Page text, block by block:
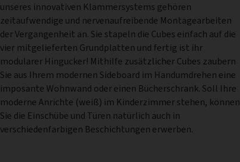
unseres innovativen Klammersystems gehören
zeitaufwendige und nervenaufreibende Montagearbeiten
der Vergangenheit an. Sie stapeln die Cubes einfach auf die
vier mitgelieferten Grundplatten und fertig ist ihr
modularer Hingucker! Mithilfe zusätzlicher Cubes zaubern
Sie aus Ihrem modernen Sideboard im Handumdrehen eine
imposante Wohnwand oder einen Bücherschrank. Soll Ihre
moderne Anrichte (weiß) im Kinderzimmer stehen, können
Sie die Einschübe und Türen natürlich auch in
verschiedenfarbigen Beschichtungen erwerben.